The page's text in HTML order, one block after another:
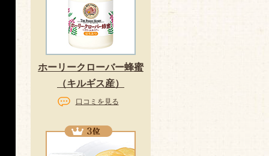
ホーリークローバー蜂蜜
（キルギス産）
口コミを見る